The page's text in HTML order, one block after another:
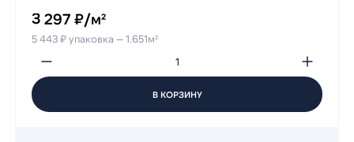
3 297 ₽/м²
5 443 ₽ упаковка — 1.651м²
В КОРЗИНУ